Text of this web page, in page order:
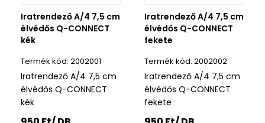
Iratrendező A/4 7,5 cm
élvédős Q-CONNECT
kék
2002001
Iratrendező A/4 7,5 cm
élvédős Q-CONNECT
kék
Iratrendező A/4 7,5 cm
élvédős Q-CONNECT
fekete
2002002
Iratrendező A/4 7,5 cm
élvédős Q-CONNECT
fekete